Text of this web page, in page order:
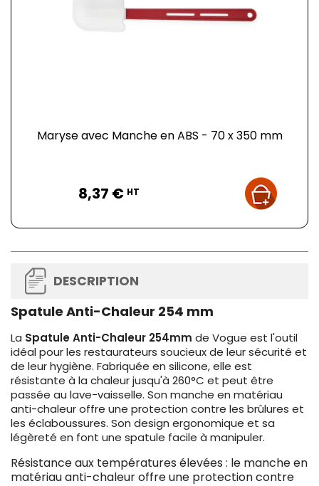
Maryse avec Manche en ABS - 70 x 350 mm
8,37 € HT
DESCRIPTION
Spatule Anti-Chaleur 254 mm
La Spatule Anti-Chaleur 254mm de Vogue est l'outil
idéal pour les restaurateurs soucieux de leur sécurité et
de leur hygiène. Fabriquée en silicone, elle est
résistante à la chaleur jusqu'à 260°C et peut être
passée au lave-vaisselle. Son manche en matériau
anti-chaleur offre une protection contre les brûlures et
les éclaboussures. Son design ergonomique et sa
légèreté en font une spatule facile à manipuler.
Résistance aux températures élevées : le manche en
matériau anti-chaleur offre une protection contre